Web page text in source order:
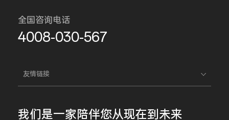
全国咨询电话
4008-030-567
友情链接
我们是一家陪伴您从现在到未来